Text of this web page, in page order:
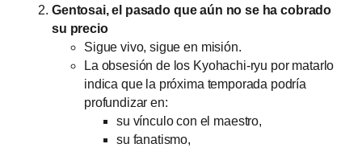
Gentosai, el pasado que aún no se ha cobrado
su precio
Sigue vivo, sigue en misión.
La obsesión de los Kyohachi-ryu por matarlo
indica que la próxima temporada podría
profundizar en:
su vínculo con el maestro,
su fanatismo,